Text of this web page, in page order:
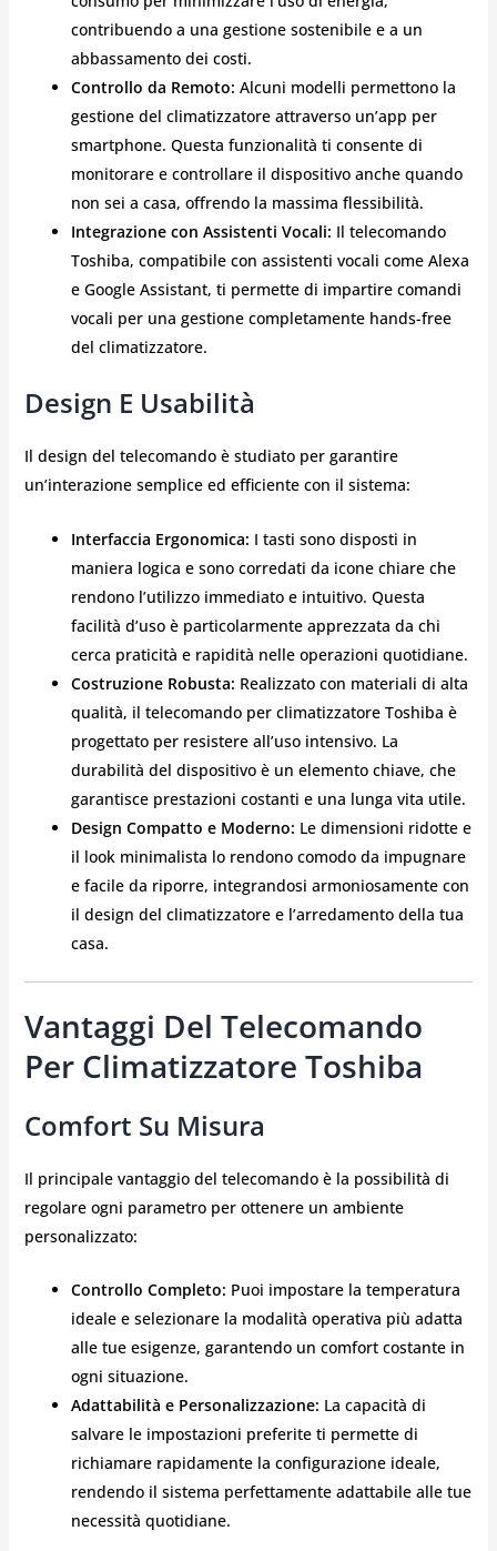
contribuendo a una gestione sostenibile e a un
abbassamento dei costi.
Controllo da Remoto: Alcuni modelli permettono la
gestione del climatizzatore attraverso un’app per
smartphone. Questa funzionalità ti consente di
monitorare e controllare il dispositivo anche quando
non sei a casa, offrendo la massima flessibilità.
Integrazione con Assistenti Vocali: Il telecomando
Toshiba, compatibile con assistenti vocali come Alexa
e Google Assistant, ti permette di impartire comandi
vocali per una gestione completamente hands-free
del climatizzatore.
Design E Usabilità
Il design del telecomando è studiato per garantire
un’interazione semplice ed efficiente con il sistema:
Interfaccia Ergonomica: I tasti sono disposti in
maniera logica e sono corredati da icone chiare che
rendono l’utilizzo immediato e intuitivo. Questa
facilità d’uso è particolarmente apprezzata da chi
cerca praticità e rapidità nelle operazioni quotidiane.
Costruzione Robusta: Realizzato con materiali di alta
qualità, il telecomando per climatizzatore Toshiba è
progettato per resistere all’uso intensivo. La
durabilità del dispositivo è un elemento chiave, che
garantisce prestazioni costanti e una lunga vita utile.
Design Compatto e Moderno: Le dimensioni ridotte e
il look minimalista lo rendono comodo da impugnare
e facile da riporre, integrandosi armoniosamente con
il design del climatizzatore e l’arredamento della tua
casa.
Vantaggi Del Telecomando
Per Climatizzatore Toshiba
Comfort Su Misura
Il principale vantaggio del telecomando è la possibilità di
regolare ogni parametro per ottenere un ambiente
personalizzato:
Controllo Completo: Puoi impostare la temperatura
ideale e selezionare la modalità operativa più adatta
alle tue esigenze, garantendo un comfort costante in
ogni situazione.
Adattabilità e Personalizzazione: La capacità di
salvare le impostazioni preferite ti permette di
richiamare rapidamente la configurazione ideale,
rendendo il sistema perfettamente adattabile alle tue
necessità quotidiane.